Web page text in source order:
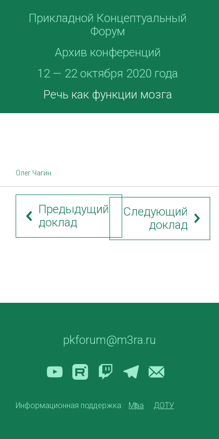
Прикладной Концептуальный
Форум
Архив конференций
12 — 22 октября 2020 года
Речь как функции мозга
Олег Чагин
Предыдущий
доклад
Следующий
доклад
pkforum@m3ra.ru
Информационная поддержка: Мѣра ДОТУ